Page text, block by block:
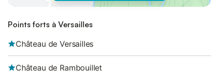
Points forts à Versailles
Château de Versailles
Château de Rambouillet